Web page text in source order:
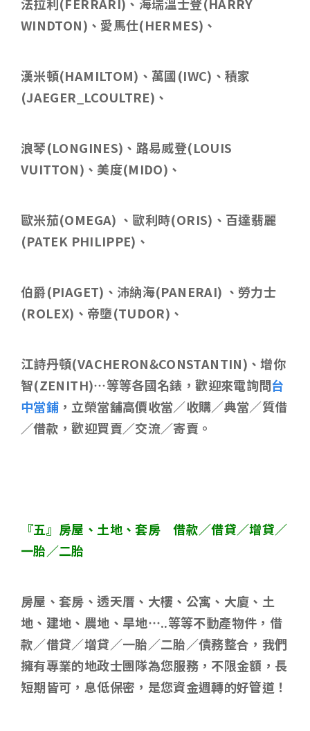
法拉利(FERRARI) 、海瑞溫士登(HARRY
WINDTON) 、愛馬仕(HERMES) 、
漢米頓(HAMILTOM) 、萬國(IWC) 、積家
(JAEGER_LCOULTRE) 、
浪琴(LONGINES) 、路易威登(LOUIS
VUITTON) 、美度(MIDO) 、
歐米茄(OMEGA) 、歐利時(ORIS) 、百達翡麗
(PATEK PHILIPPE) 、
伯爵(PIAGET) 、沛納海(PANERAI) 、勞力士
(ROLEX) 、帝墮(TUDOR) 、
江詩丹頓(VACHERON&CONSTANTIN) 、增你
智(ZENITH)…等等各國名錶，歡迎來電詢問台
中當鋪 ，立榮當舖高價收當／收購／典當／質借
／借款，歡迎買賣／交流／寄賣。
『五』房屋、土地、套房 借款／借貸／增貸／
一胎／二胎
房屋、套房、透天厝、大樓、公寓、大廈、土
地、建地、農地、旱地…..等等不動產物件，借
款／借貸／增貸／一胎／二胎／債務整合，我們
擁有專業的地政士團隊為您服務，不限金額，長
短期皆可，息低保密，是您資金週轉的好管道！